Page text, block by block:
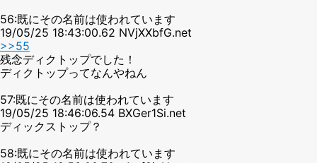
56:既にその名前は使われています
19/05/25 18:43:00.62 NVjXXbfG.net
>>55
残念ディクトップでした！
ディクトップってなんやねん
57:既にその名前は使われています
19/05/25 18:46:06.54 BXGer1Si.net
ディックストップ？
58:既にその名前は使われています